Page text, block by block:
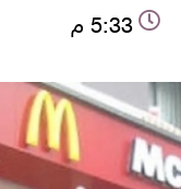
5:33 م